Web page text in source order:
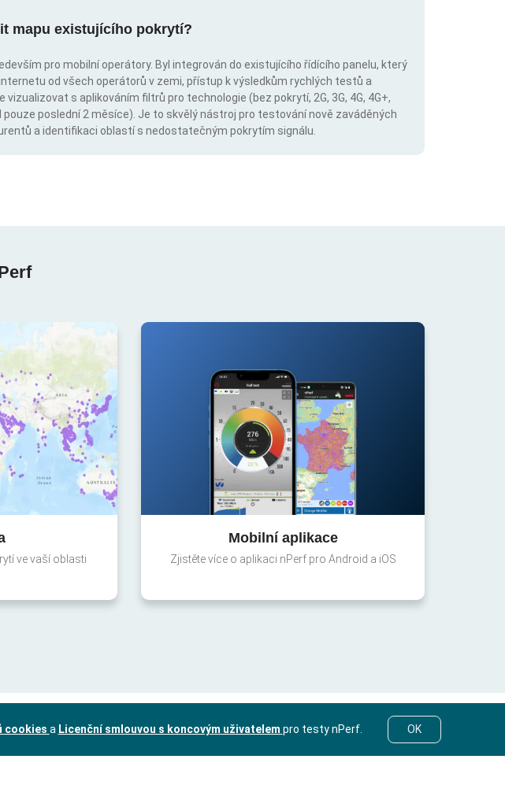
mapu existujícího pokrytí?
pro mobilní operátory. Byl integrován do existujícího řídícího panelu, který
od všech operátorů v zemi, přístup k výsledkům rychlých testů a
s aplikováním filtrů pro technologie (bez pokrytí, 2G, 3G, 4G, 4G+,
pouze poslední 2 měsíce). Je to skvělý nástroj pro testování nově zaváděných
a identifikaci oblastí s nedostatečným pokrytím signálu.
ve vaší oblasti
Mobilní aplikace
Zjistěte více o aplikaci nPerf pro Android a iOS
cookies a Licenční smlouvou s koncovým uživatelem pro testy nPerf. OK